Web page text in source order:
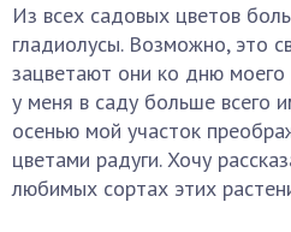
Из всех садовых цветов
гладиолусы. Возможно, это
зацветают они ко дню
у меня в саду больше всего
осенью мой участок
цветами радуги. Хочу
любимых сортах этих